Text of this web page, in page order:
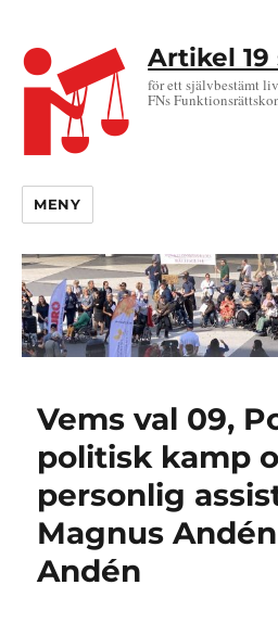
Artikel
för ett självbestämt
FNs
MENY
Vems val 09,
politisk kamp
personlig
Magnus
Andén